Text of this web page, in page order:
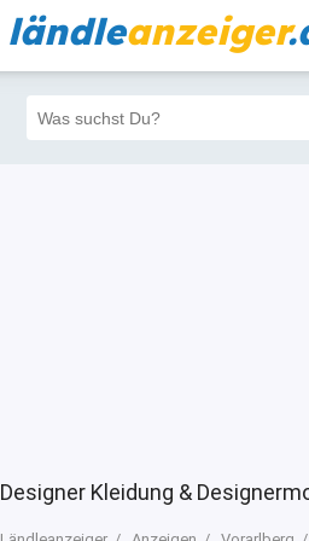
ländleanzeiger
Designer Kleidung &
Filter Alle
31 31